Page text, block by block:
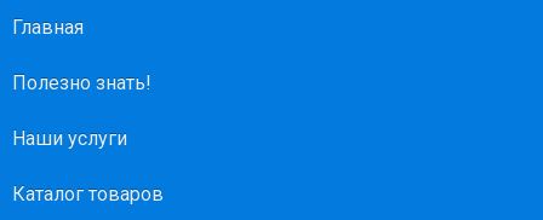
Главная
Полезно знать!
Наши услуги
Каталог товаров